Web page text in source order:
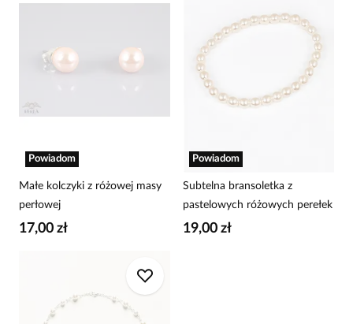
Powiadom
Małe kolczyki z różowej masy
perłowej
17,00 zł
Powiadom
Subtelna bransoletka z
pastelowych różowych perełek
19,00 zł